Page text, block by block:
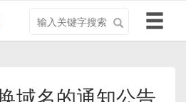
关
导
航
切
域名的通知公告